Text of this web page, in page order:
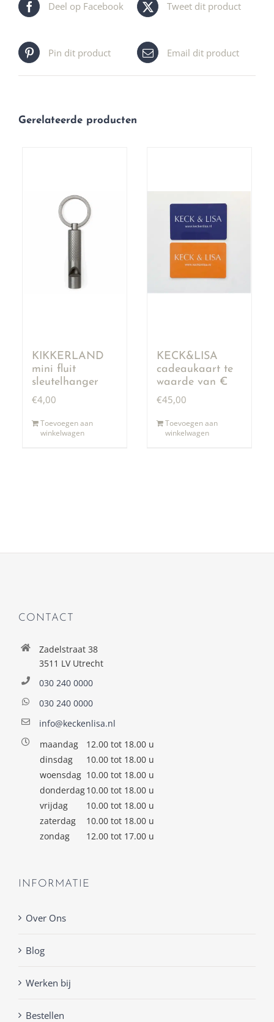
Deel op Facebook Tweet dit product
Pin dit product Email dit product
Gerelateerde producten
KIKKERLAND
mini fluit
sleutelhanger
€4,00
Toevoegen aan
winkelwagen
KECK&LISA
cadeaukaart te
waarde van €
50,00
€45,00
Toevoegen aan
winkelwagen
CONTACT
Zadelstraat 38
3511 LV Utrecht
030 240 0000
030 240 0000
info@keckenlisa.nl
maandag
12.00 tot 18.00 u
dinsdag
10.00 tot 18.00 u
woensdag 10.00 tot 18.00 u
donderdag10.00 tot 18.00 u
vrijdag
10.00 tot 18.00 u
zaterdag
10.00 tot 18.00 u
zondag
12.00 tot 17.00 u
INFORMATIE
Over Ons
Blog
Werken bij
Bestellen